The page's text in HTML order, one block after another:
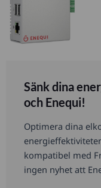
Sänk dina
och Enequi!
Optimera dina
kompatibel med
ingen nyhet att